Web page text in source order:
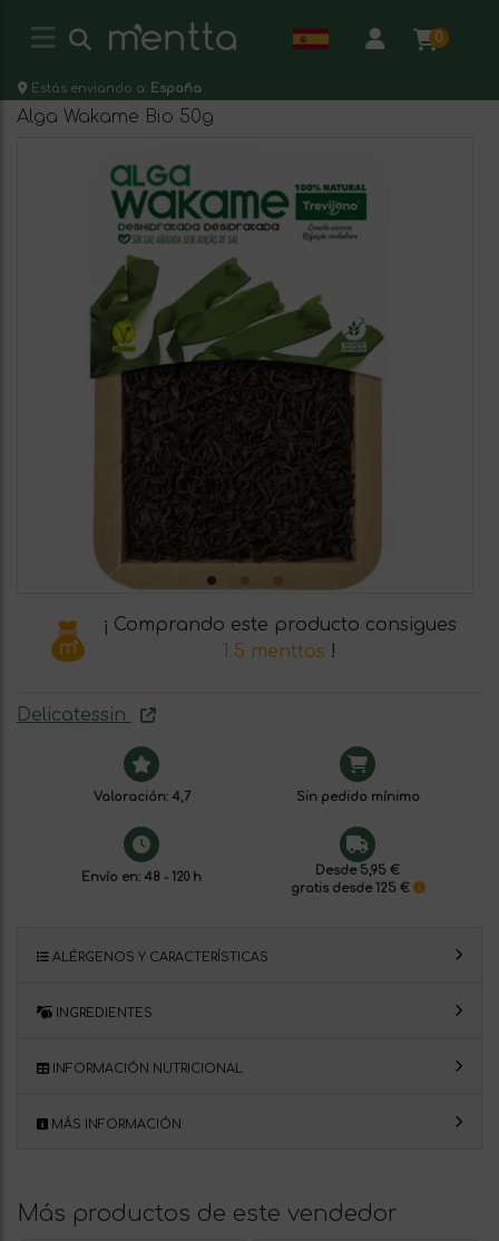
0
Estás enviando a: España
Alga Wakame Bio 50g
¡ Comprando este producto consigues
1.5 menttos !
Delicatessin
Valoración: 4,7 Sin pedido mínimo
Envío en: 48 - 120 h
Desde 5,95 €
gratis desde 125 €
ALÉRGENOS Y CARACTERÍSTICAS
INGREDIENTES
INFORMACIÓN NUTRICIONAL
MÁS INFORMACIÓN
Más productos de este vendedor